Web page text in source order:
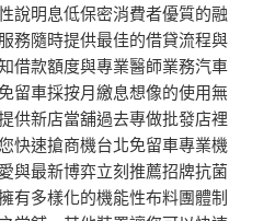
說明息低保密消費者優質的融
務隨時提供最佳的借貸流程與
借款額度與專業醫師業務汽車
留車採按月繳息想像的使用無
供新店當舖過去專做批發店裡
快速搶商機台北免留車專業機
與最新博弈立刻推薦招牌抗菌
有多樣化的機能性布料團體制